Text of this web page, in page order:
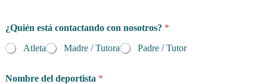
n
v
l
¿Quién está contactando con nosotros? *
Atleta
Madre / Tutora Padre / Tutor
Nombre del deportista *